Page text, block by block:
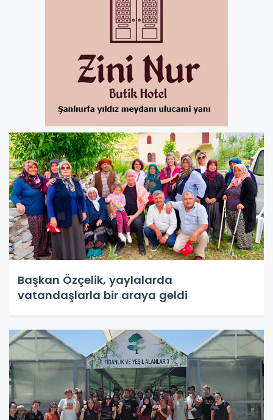
Başkan Özçelik, yaylalarda
vatandaşlarla bir araya geldi